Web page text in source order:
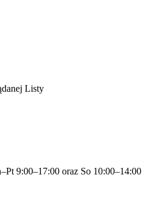
Listy
9:00–17:00 oraz So 10:00–14:00